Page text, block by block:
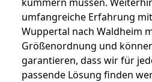
umfangreiche Erfahrung
Wuppertal nach Waldheim
Größenordnung und
garantieren, dass wir für
passende Lösung finden